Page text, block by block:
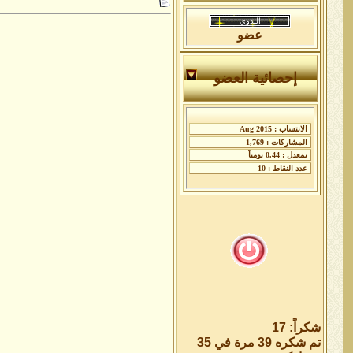
عضو
إحصائية العضو
شكراً: 17
تم شكره 39 مرة في 35